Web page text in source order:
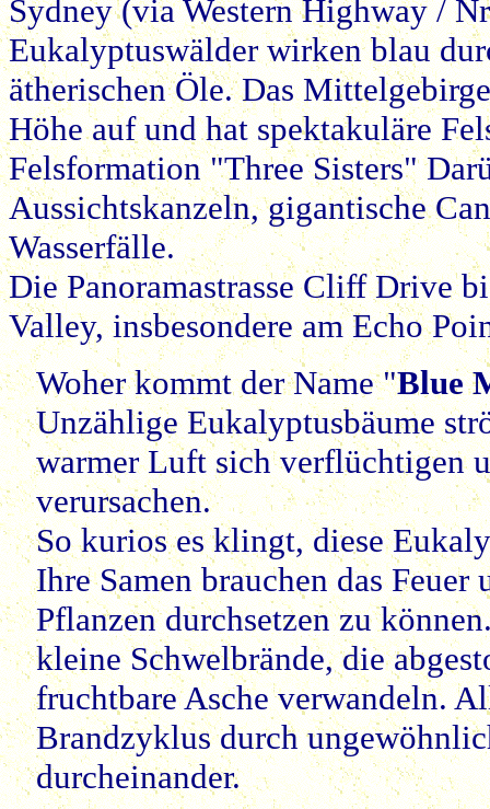
Sydney (via Western Highway /
Eukalyptuswälder wirken blau
ätherischen Öle. Das
Höhe auf und hat spektakuläre
Felsformation "Three Sisters"
Aussichtskanzeln, gigantische
Wasserfälle.
Die Panoramastrasse Cliff Drive
Valley, insbesondere am Echo
Woher kommt der Name "Blue
Unzählige Eukalyptusbäume
warmer Luft sich verflüchtigen
verursachen.
So kurios es klingt, diese
Ihre Samen brauchen das
Pflanzen durchsetzen zu
kleine Schwelbrände, die
fruchtbare Asche verwandeln.
Brandzyklus durch
durcheinander.